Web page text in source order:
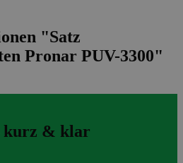
"Satz
Pronar PUV-3300"
kurz & klar